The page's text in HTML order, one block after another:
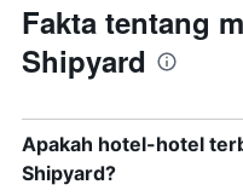
Fakta tentang
Shipyard
Apakah hotel-hotel
Shipyard?